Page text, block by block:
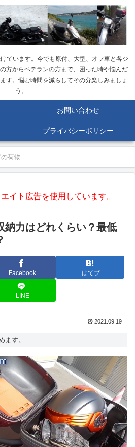
ています。今でも原付、大型、オフ車と各ジ
方からベテランの方まで、困った時や悩んだ
す。悩む時間を減らしてその分楽しみましょ
う。
お問い合わせ
プライバシーポリシー
荷物
イト広告を使用しています。
納力はどれくらい？最低
Facebook はてブ
LINE
2021.09.19
ます。